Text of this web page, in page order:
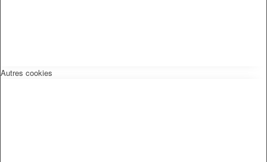
Autres cookies